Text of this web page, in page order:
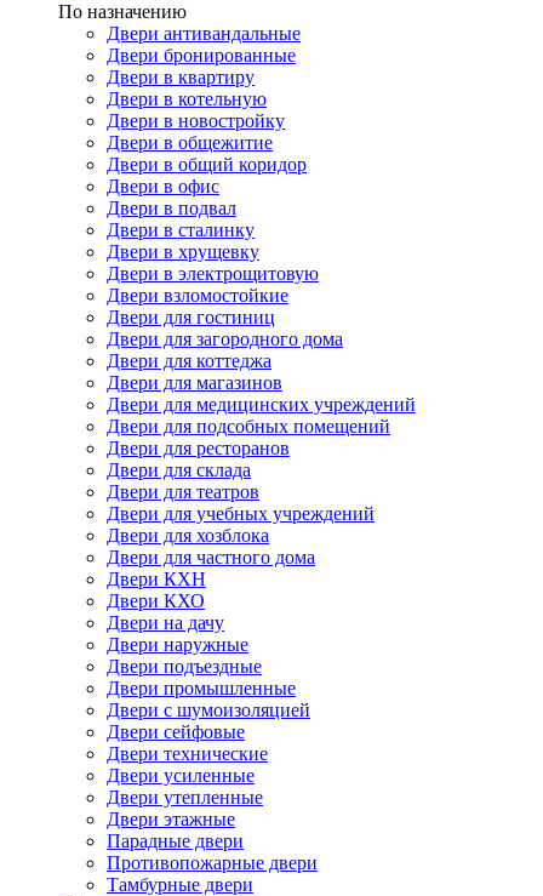
По назначению
Двери антивандальные
Двери бронированные
Двери в квартиру
Двери в котельную
Двери в новостройку
Двери в общежитие
Двери в общий коридор
Двери в офис
Двери в подвал
Двери в сталинку
Двери в хрущевку
Двери в электрощитовую
Двери взломостойкие
Двери для гостиниц
Двери для загородного дома
Двери для коттеджа
Двери для магазинов
Двери для медицинских учреждений
Двери для подсобных помещений
Двери для ресторанов
Двери для склада
Двери для театров
Двери для учебных учреждений
Двери для хозблока
Двери для частного дома
Двери КХН
Двери КХО
Двери на дачу
Двери наружные
Двери подъездные
Двери промышленные
Двери с шумоизоляцией
Двери сейфовые
Двери технические
Двери усиленные
Двери утепленные
Двери этажные
Парадные двери
Противопожарные двери
Тамбурные двери